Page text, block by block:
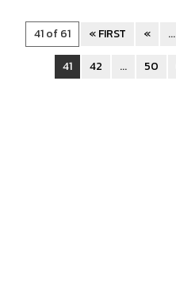
41 of 61 « FIRST « ...
41
42 ... 50